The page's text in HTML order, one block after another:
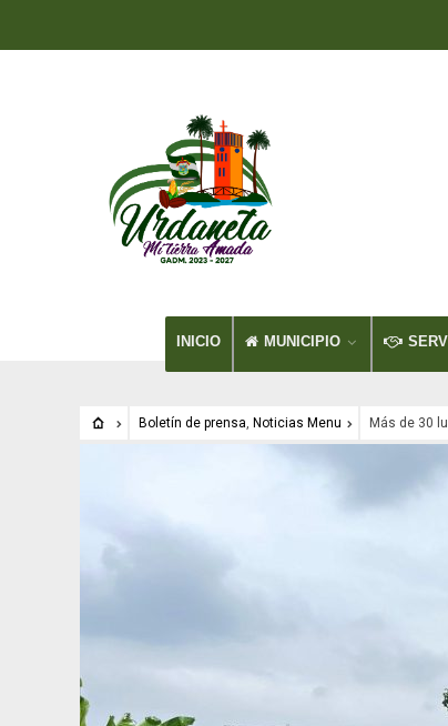
INICIO MUNICIPIO
Boletín de prensa, Noticias Menu Más de 30